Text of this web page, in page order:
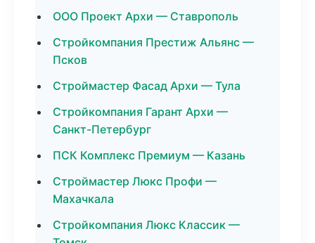
ООО Проект Архи — Ставрополь
Стройкомпания Престиж Альянс —
Псков
Строймастер Фасад Архи — Тула
Стройкомпания Гарант Архи —
Санкт-Петербург
ПСК Комплекс Премиум — Казань
Строймастер Люкс Профи —
Махачкала
Стройкомпания Люкс Классик —